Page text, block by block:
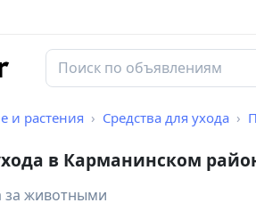
и растения Средства для ухода
в Карманинском
за животными